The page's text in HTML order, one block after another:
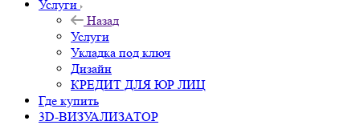
Услуги
Назад
Услуги
Укладка под ключ
Дизайн
КРЕДИТ ДЛЯ ЮР ЛИЦ
Где купить
3D-ВИЗУАЛИЗАТОР